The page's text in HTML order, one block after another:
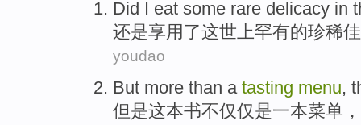
Did I eat some rare delicacy in
还是享用 了这世上罕有的珍稀
youdao
But more than a tasting menu,
但是这本书不仅仅是一本菜单